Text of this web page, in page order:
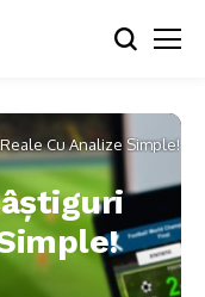
Cu Analize Simple!